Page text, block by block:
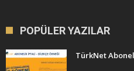
POPÜLER YAZILAR
TürkNet